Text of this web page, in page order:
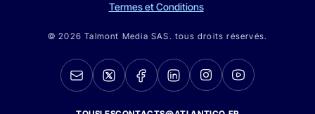
Termes et Conditions
© 2026 Talmont Media SAS. tous droits réservés.